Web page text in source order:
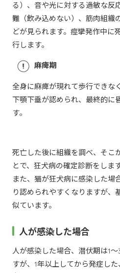
る）、音や光に対する過敏な反
難（飲み込めない）、筋肉組織
どが見られます。痙攣発作中に
行します。
麻痺期
全身に麻痺が現れて歩行できな
下顎下垂が認められ、最終的に
す。
死亡した後に組織を調べ、そこ
とで、狂犬病の確定診断をします
また、猫が狂犬病に感染した場
り認められやすくなりますが、
似ています。
人が感染した場合
人が感染した場合、潜伏期は1
すが、1年以上してから発症し